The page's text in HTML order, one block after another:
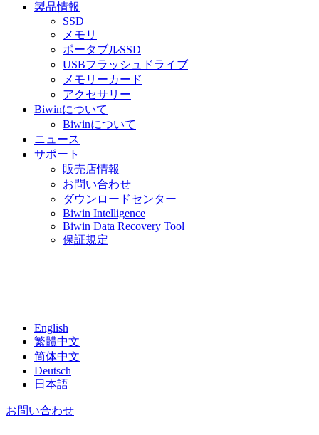
製品情報
SSD
メモリ
ポータブルSSD
USBフラッシュドライブ
メモリーカード
アクセサリー
Biwinについて
Biwinについて
ニュース
サポート
販売店情報
お問い合わせ
ダウンロードセンター
Biwin Intelligence
Biwin Data Recovery Tool
保証規定
English
繁體中文
简体中文
Deutsch
日本語
お問い合わせ